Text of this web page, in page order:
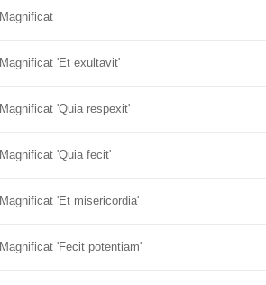
Magnificat
Magnificat 'Et exultavit'
Magnificat 'Quia respexit'
Magnificat 'Quia fecit'
Magnificat 'Et misericordia'
Magnificat 'Fecit potentiam'